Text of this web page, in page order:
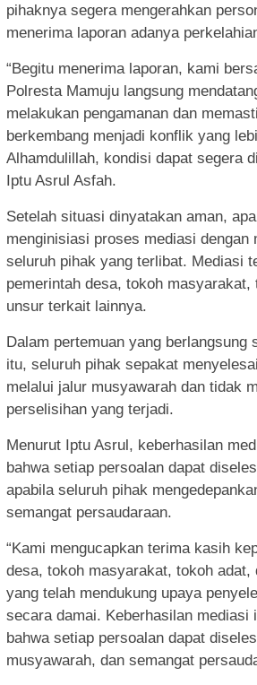
pihaknya segera mengerahkan
menerima laporan adanya
“Begitu menerima laporan, kami
Polresta Mamuju langsung
melakukan pengamanan dan
berkembang menjadi konflik yang
Alhamdulillah, kondisi dapat segera
Iptu Asrul Asfah.
Setelah situasi dinyatakan aman,
menginisiasi proses mediasi dengan
seluruh pihak yang terlibat. Mediasi
pemerintah desa, tokoh masyarakat,
unsur terkait lainnya.
Dalam pertemuan yang berlangsung
itu, seluruh pihak sepakat
melalui jalur musyawarah dan tidak
perselisihan yang terjadi.
Menurut Iptu Asrul, keberhasilan
bahwa setiap persoalan dapat
apabila seluruh pihak
semangat persaudaraan.
“Kami mengucapkan terima kasih
desa, tokoh masyarakat, tokoh adat,
yang telah mendukung upaya
secara damai. Keberhasilan mediasi
bahwa setiap persoalan dapat
musyawarah, dan semangat